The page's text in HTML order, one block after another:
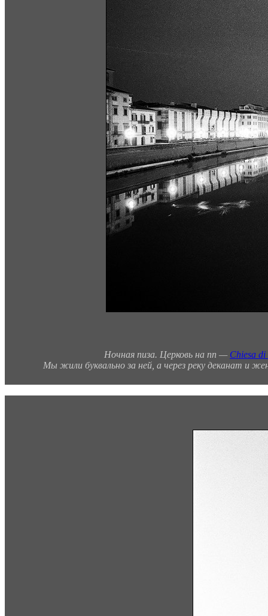
Ночная пиза. Церковь на пп — Chiesa
Мы жили буквально за ней, а через реку деканат и